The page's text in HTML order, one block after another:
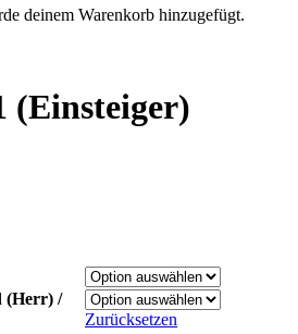
deinem Warenkorb hinzugefügt.
(Einsteiger)
(Herr) /
Zurücksetzen